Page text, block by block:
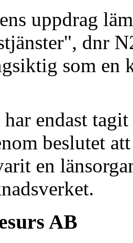
uppdrag
dnr
som
har endast
beslutet
en
AB